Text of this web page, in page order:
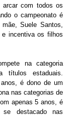
arcar com todos os
o campeonato é
Suele Santos,
e incentiva os filhos
na categoria
títulos estaduais.
é dono de um
nas categorias de
apenas 5 anos, é
destacado nas